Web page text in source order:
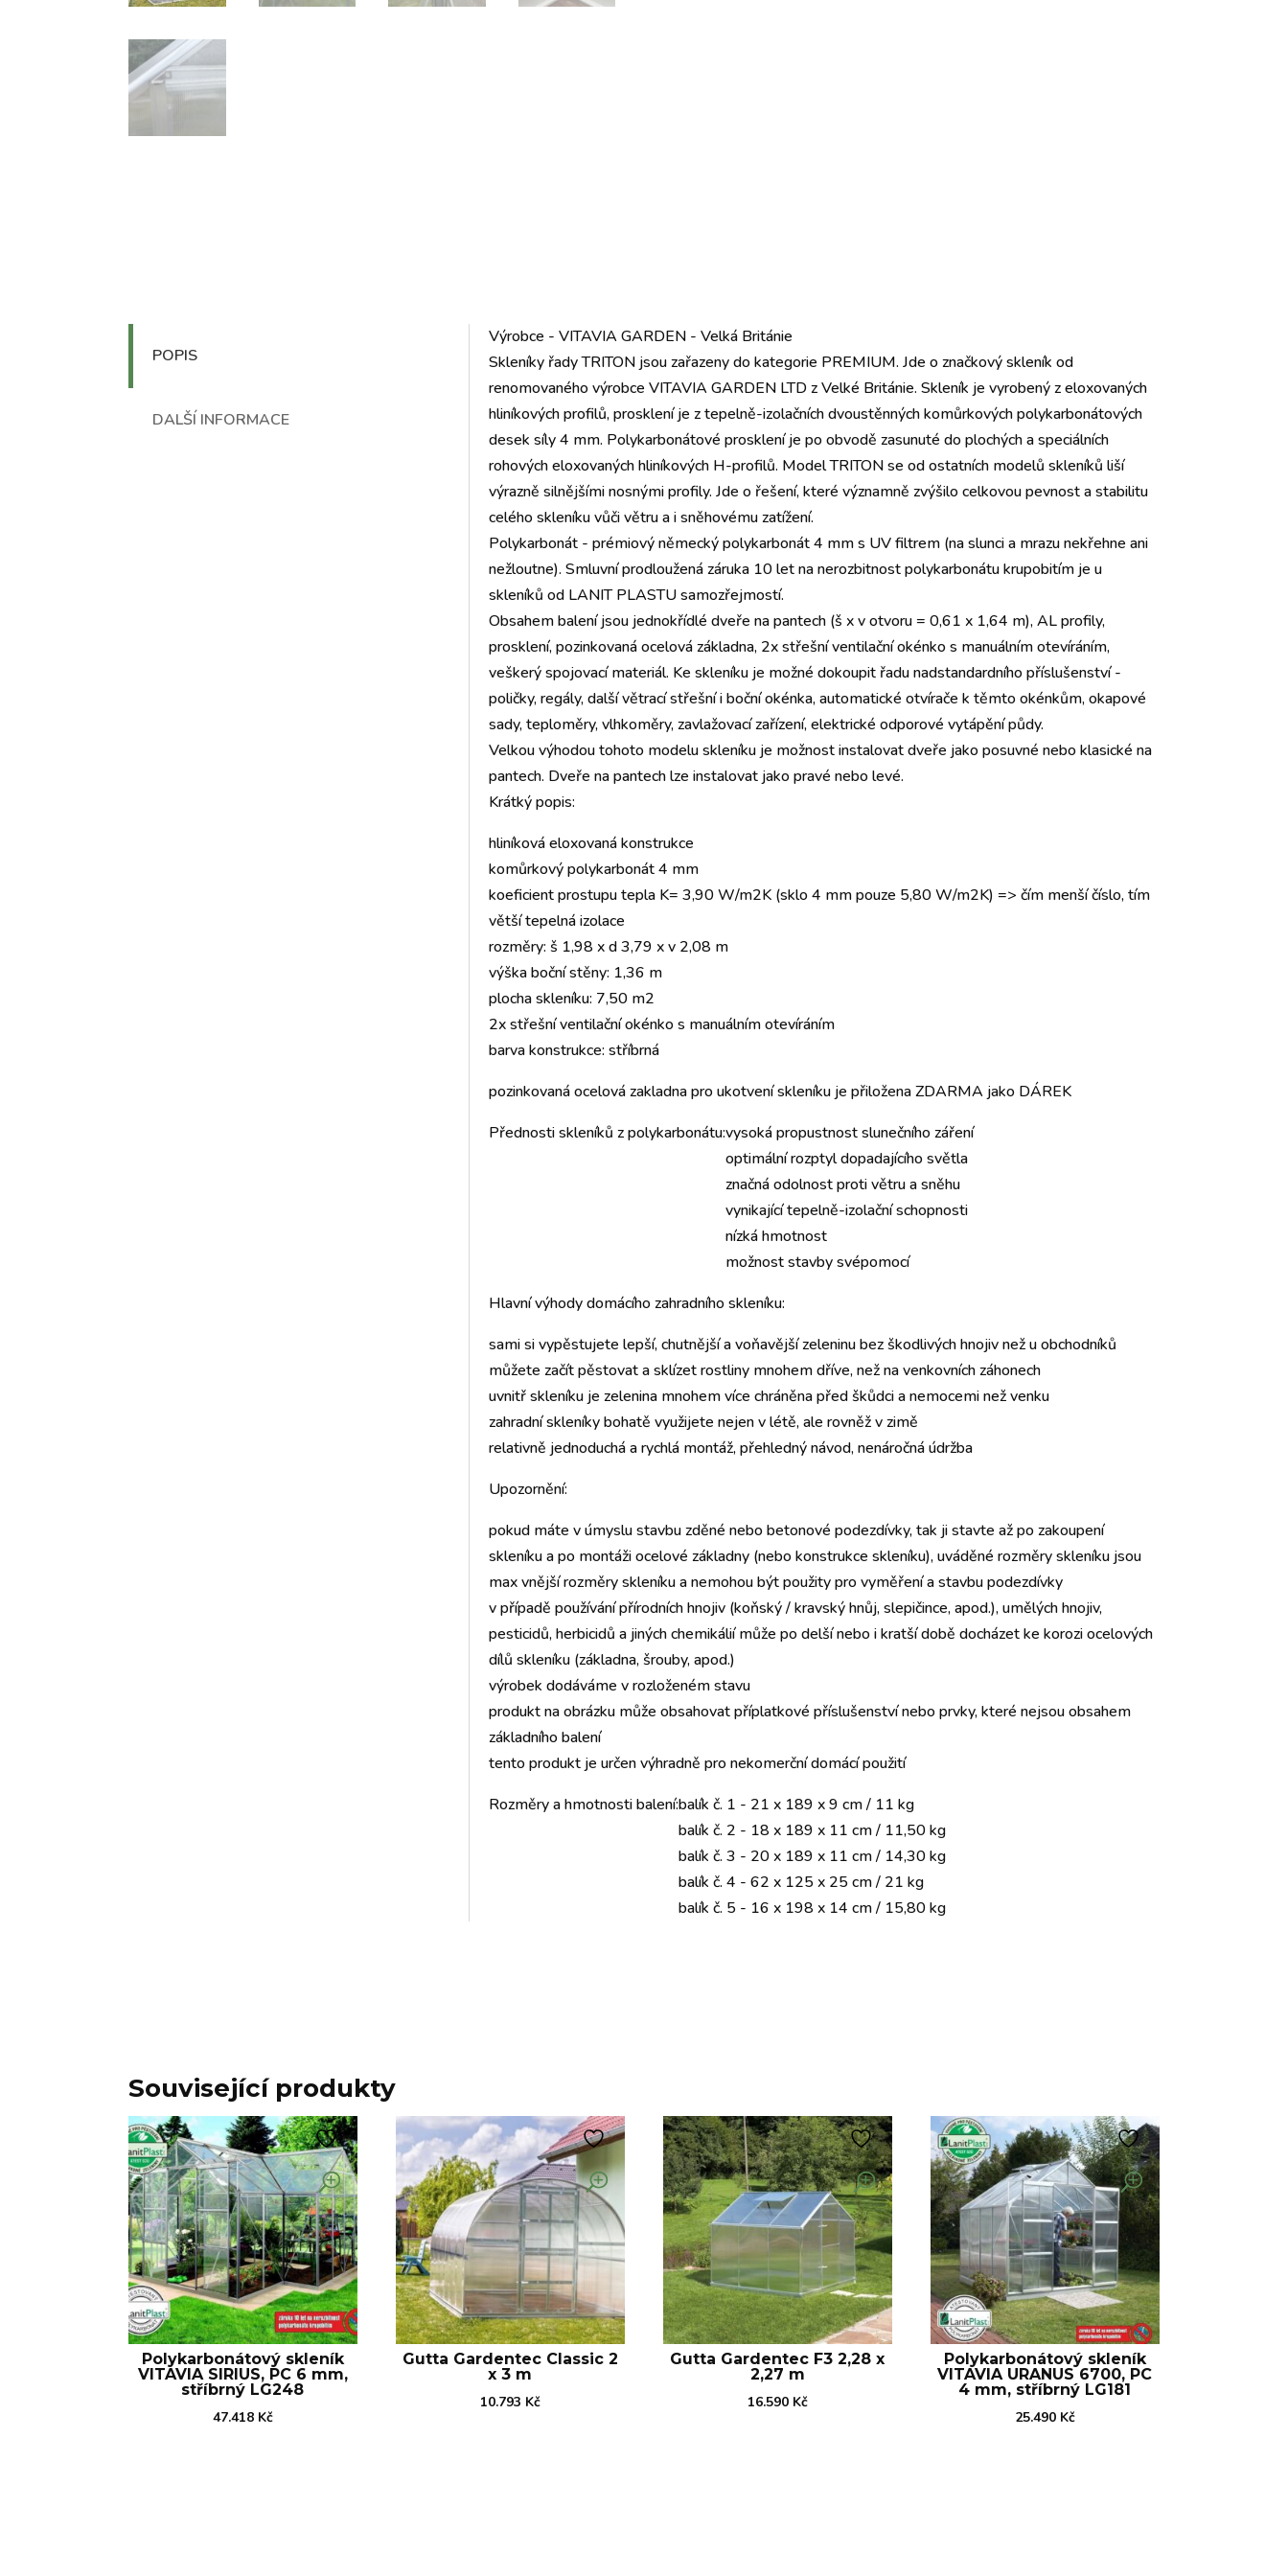
POPIS
DALŠÍ INFORMACE
Výrobce - VITAVIA GARDEN - Velká Británie
Skleníky řady TRITON jsou zařazeny do kategorie PREMIUM. Jde o značkový skleník od
renomovaného výrobce VITAVIA GARDEN LTD z Velké Británie. Skleník je vyrobený z eloxovaných
hliníkových profilů, prosklení je z tepelně-izolačních dvoustěnných komůrkových polykarbonátových
desek síly 4 mm. Polykarbonátové prosklení je po obvodě zasunuté do plochých a speciálních
rohových eloxovaných hliníkových H-profilů. Model TRITON se od ostatních modelů skleníků liší
výrazně silnějšími nosnými profily. Jde o řešení, které významně zvýšilo celkovou pevnost a stabilitu
celého skleníku vůči větru a i sněhovému zatížení.
Polykarbonát - prémiový německý polykarbonát 4 mm s UV filtrem (na slunci a mrazu nekřehne ani
nežloutne). Smluvní prodloužená záruka 10 let na nerozbitnost polykarbonátu krupobitím je u
skleníků od LANIT PLASTU samozřejmostí.
Obsahem balení jsou jednokřídlé dveře na pantech (š x v otvoru = 0,61 x 1,64 m), AL profily,
prosklení, pozinkovaná ocelová základna, 2x střešní ventilační okénko s manuálním otevíráním,
veškerý spojovací materiál. Ke skleníku je možné dokoupit řadu nadstandardního příslušenství -
poličky, regály, další větrací střešní i boční okénka, automatické otvírače k těmto okénkům, okapové
sady, teploměry, vlhkoměry, zavlažovací zařízení, elektrické odporové vytápění půdy.
Velkou výhodou tohoto modelu skleníku je možnost instalovat dveře jako posuvné nebo klasické na
pantech. Dveře na pantech lze instalovat jako pravé nebo levé.
Krátký popis:
hliníková eloxovaná konstrukce
komůrkový polykarbonát 4 mm
koeficient prostupu tepla K= 3,90 W/m2K (sklo 4 mm pouze 5,80 W/m2K) => čím menší číslo, tím
větší tepelná izolace
rozměry: š 1,98 x d 3,79 x v 2,08 m
výška boční stěny: 1,36 m
plocha skleníku: 7,50 m2
2x střešní ventilační okénko s manuálním otevíráním
barva konstrukce: stříbrná
pozinkovaná ocelová zakladna pro ukotvení skleníku je přiložena ZDARMA jako DÁREK
Přednosti skleníků z polykarbonátu:vysoká propustnost slunečního záření
optimální rozptyl dopadajícího světla
značná odolnost proti větru a sněhu
vynikající tepelně-izolační schopnosti
nízká hmotnost
možnost stavby svépomocí
Hlavní výhody domácího zahradního skleníku:
sami si vypěstujete lepší, chutnější a voňavější zeleninu bez škodlivých hnojiv než u obchodníků
můžete začít pěstovat a sklízet rostliny mnohem dříve, než na venkovních záhonech
uvnitř skleníku je zelenina mnohem více chráněna před škůdci a nemocemi než venku
zahradní skleníky bohatě využijete nejen v létě, ale rovněž v zimě
relativně jednoduchá a rychlá montáž, přehledný návod, nenáročná údržba
Upozornění:
pokud máte v úmyslu stavbu zděné nebo betonové podezdívky, tak ji stavte až po zakoupení
skleníku a po montáži ocelové základny (nebo konstrukce skleníku), uváděné rozměry skleníku jsou
max vnější rozměry skleníku a nemohou být použity pro vyměření a stavbu podezdívky
v případě používání přírodních hnojiv (koňský / kravský hnůj, slepičince, apod.), umělých hnojiv,
pesticidů, herbicidů a jiných chemikálií může po delší nebo i kratší době docházet ke korozi ocelových
dílů skleníku (základna, šrouby, apod.)
výrobek dodáváme v rozloženém stavu
produkt na obrázku může obsahovat příplatkové příslušenství nebo prvky, které nejsou obsahem
základního balení
tento produkt je určen výhradně pro nekomerční domácí použití
Rozměry a hmotnosti balení:balík č. 1 - 21 x 189 x 9 cm / 11 kg
balík č. 2 - 18 x 189 x 11 cm / 11,50 kg
balík č. 3 - 20 x 189 x 11 cm / 14,30 kg
balík č. 4 - 62 x 125 x 25 cm / 21 kg
balík č. 5 - 16 x 198 x 14 cm / 15,80 kg
Související produkty
Polykarbonátový skleník
VITAVIA SIRIUS, PC 6 mm,
stříbrný LG248
47.418 Kč
Gutta Gardentec Classic 2
x 3 m
10.793 Kč
Gutta Gardentec F3 2,28 x
2,27 m
16.590 Kč
Polykarbonátový skleník
VITAVIA URANUS 6700, PC
4 mm, stříbrný LG181
25.490 Kč